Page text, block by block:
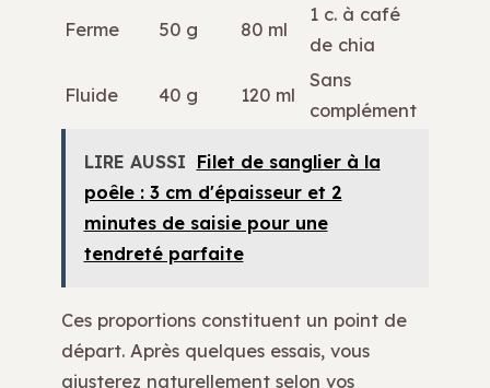
Ferme 50 g 80 ml
1 c. à café
de chia
Fluide 40 g 120 ml
Sans
complément
LIRE AUSSI Filet de sanglier à la
poêle : 3 cm d'épaisseur et 2
minutes de saisie pour une
tendreté parfaite
Ces proportions constituent un point de
départ. Après quelques essais, vous
ajusterez naturellement selon vos